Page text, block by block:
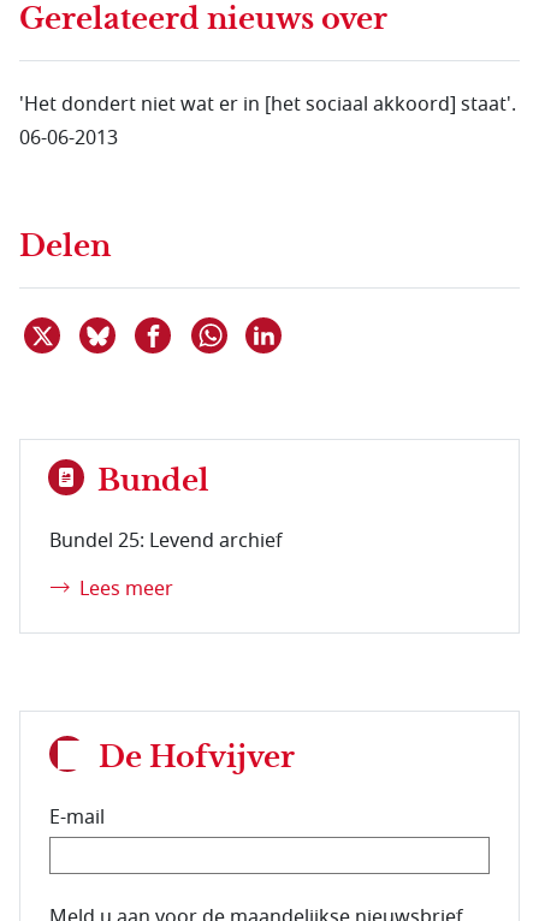
Gerelateerd nieuws over
'Het dondert niet wat er in [het sociaal akkoord] staat'.
06-06-2013
Delen
Deel dit item op X
Deel dit item op Bluesky
Deel dit item op Facebook
Delen via WhatsApp
Bundel
Bundel 25: Levend archief
Lees meer
De Hofvijver
E-mail